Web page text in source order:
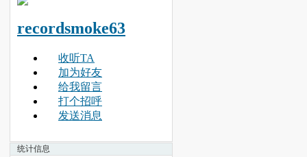
recordsmoke63
收听TA
加为好友
给我留言
打个招呼
发送消息
统计信息